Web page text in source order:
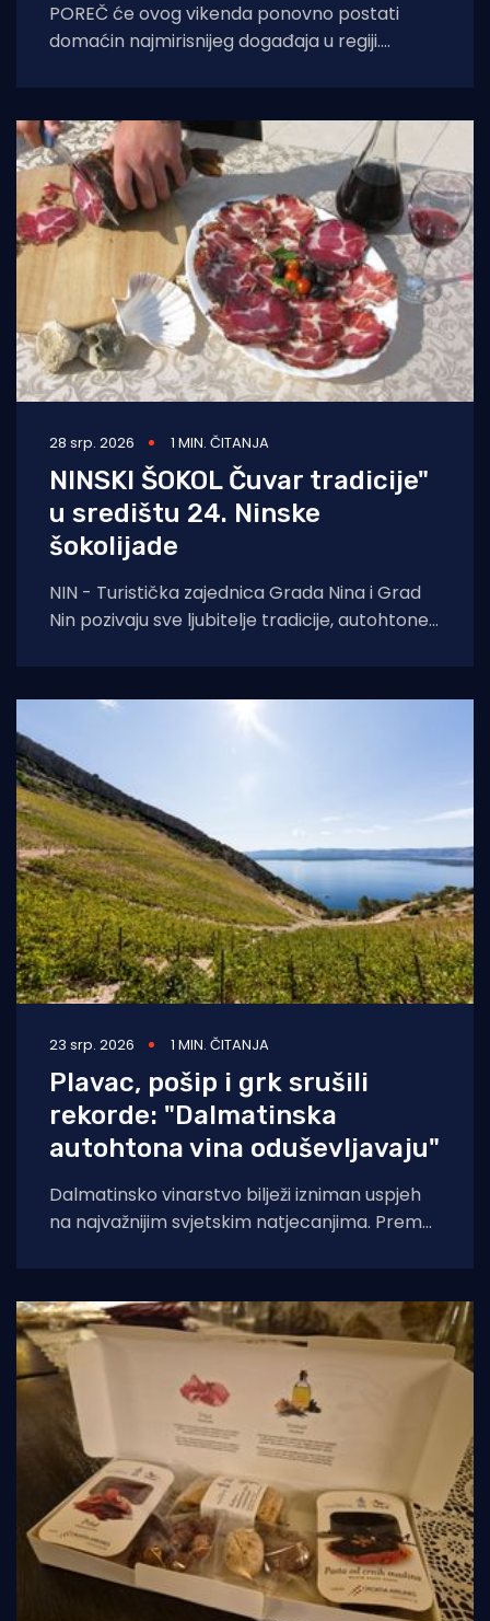
POREČ će ovog vikenda ponovno postati
domaćin najmirisnijeg događaja u regiji.
28 srp. 2026 1 MIN. ČITANJA
NINSKI ŠOKOL Čuvar tradicije"
u središtu 24. Ninske
šokolijade
NIN - Turistička zajednica Grada Nina i Grad
Nin pozivaju sve ljubitelje tradicije, autohtone
23 srp. 2026 1 MIN. ČITANJA
Plavac, pošip i grk srušili
rekorde: "Dalmatinska
autohtona vina oduševljavaju"
Dalmatinsko vinarstvo bilježi izniman uspjeh
na najvažnijim svjetskim natjecanjima. Prema